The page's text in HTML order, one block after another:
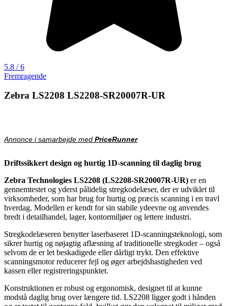
5.8 / 6
Fremragende
Zebra LS2208 LS2208-SR20007R-UR
Annonce i samarbejde med PriceRunner
Driftssikkert design og hurtig 1D-scanning til daglig brug
Zebra Technologies LS2208 (LS2208-SR20007R-UR) er en
gennemtestet og yderst pålidelig stregkodelæser, der er udviklet til
virksomheder, som har brug for hurtig og præcis scanning i en travl
hverdag. Modellen er kendt for sin stabile ydeevne og anvendes
bredt i detailhandel, lager, kontormiljøer og lettere industri.
Stregkodelæseren benytter laserbaseret 1D-scanningsteknologi, som
sikrer hurtig og nøjagtig aflæsning af traditionelle stregkoder – også
selvom de er let beskadigede eller dårligt trykt. Den effektive
scanningsmotor reducerer fejl og øger arbejdshastigheden ved
kassen eller registreringspunktet.
Konstruktionen er robust og ergonomisk, designet til at kunne
modstå daglig brug over længere tid. LS2208 ligger godt i hånden